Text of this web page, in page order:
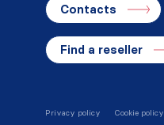
Contacts
Find a reseller
Privacy policy Cookie policy